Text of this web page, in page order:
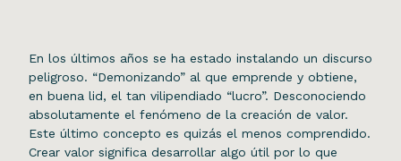
En los últimos años se ha estado instalando un discurso
peligroso. “Demonizando” al que emprende y obtiene,
en buena lid, el tan vilipendiado “lucro”. Desconociendo
absolutamente el fenómeno de la creación de valor.
Este último concepto es quizás el menos comprendido.
Crear valor significa desarrollar algo útil por lo que